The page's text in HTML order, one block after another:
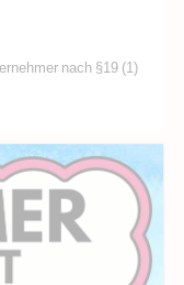
nach §19 (1)